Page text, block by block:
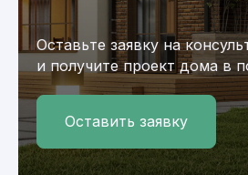
Оставьте заявку на
и получите проект дома в
Оставить заявку